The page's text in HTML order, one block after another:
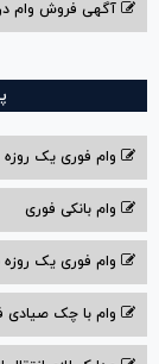
آگهی فروش وام در
وام فوری یک روزه
وام بانکی فوری
وام فوری یک روزه
وام با‌ چک صیادی‌